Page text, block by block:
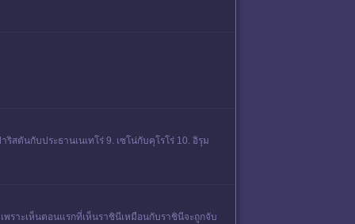
ตันกับประธานเนเทโร่ 9. เซโน่กับคุโรโร่ 10. อิรุม
ราะเห็นตอนแรกที่เห็นราชินีเหมือนกับราชินีจะถูกจับ